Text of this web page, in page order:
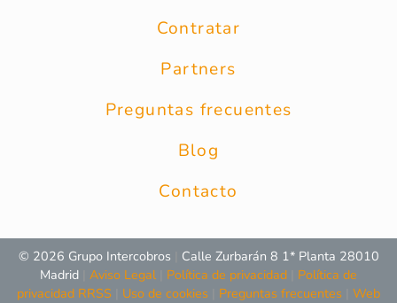
Contratar
Partners
Preguntas frecuentes
Blog
Contacto
© 2026 Grupo Intercobros
Calle Zurbarán 8 1* Planta 28010
Madrid Aviso Legal Política de privacidad
Política de
privacidad RRSS
Uso de cookies Preguntas frecuentes Web